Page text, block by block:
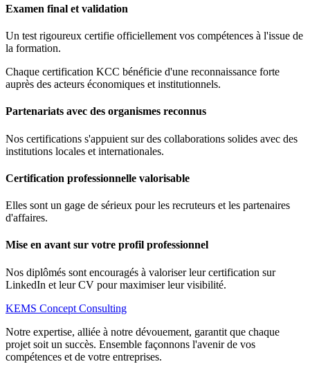
Examen final et validation
Un test rigoureux certifie officiellement vos compétences à l'issue de
la formation.
Chaque certification KCC bénéficie d'une reconnaissance forte
auprès des acteurs économiques et institutionnels.
Partenariats avec des organismes reconnus
Nos certifications s'appuient sur des collaborations solides avec des
institutions locales et internationales.
Certification professionnelle valorisable
Elles sont un gage de sérieux pour les recruteurs et les partenaires
d'affaires.
Mise en avant sur votre profil professionnel
Nos diplômés sont encouragés à valoriser leur certification sur
LinkedIn et leur CV pour maximiser leur visibilité.
KEMS Concept Consulting
Notre expertise, alliée à notre dévouement, garantit que chaque
projet soit un succès. Ensemble façonnons l'avenir de vos
compétences et de votre entreprises.